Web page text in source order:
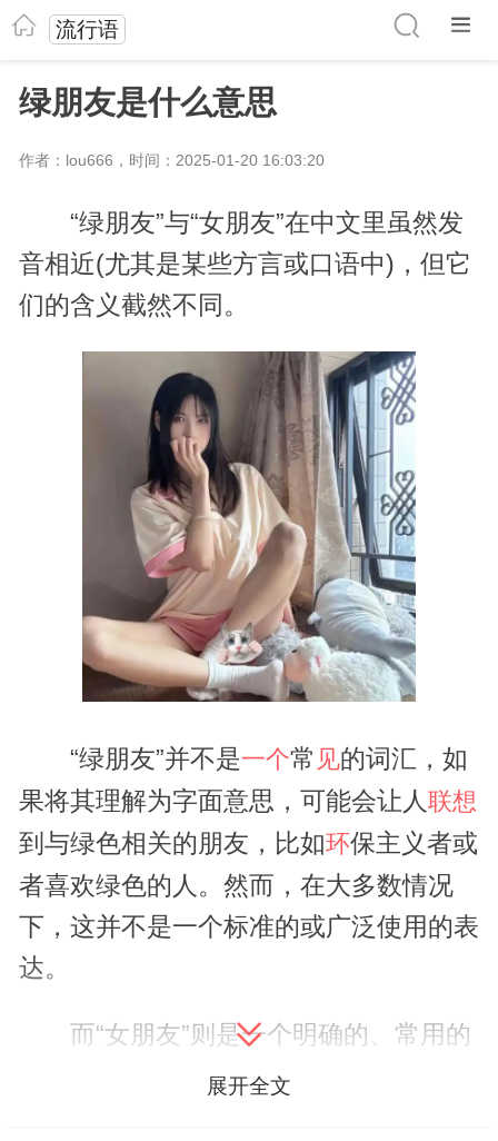
流行语
绿朋友是什么意思
作者：lou666，时间：2025-01-20 16:03:20
“绿朋友”与“女朋友”在中文里虽然发
音相近(尤其是某些方言或口语中)，但它
们的含义截然不同。
“绿朋友”并不是一个常 见的词汇，如
果将其理解为字面意思，可能会让人联想
到与绿色相关的朋友，比如环保主义者或
者喜欢绿色的人。然而，在大多数情况
下，这并不是一个标准的或广泛使用的表
达。
而“女朋友”则是一个明确的、常用的
词汇，指的是男性的恋爱对象或女 * 。
展开全文